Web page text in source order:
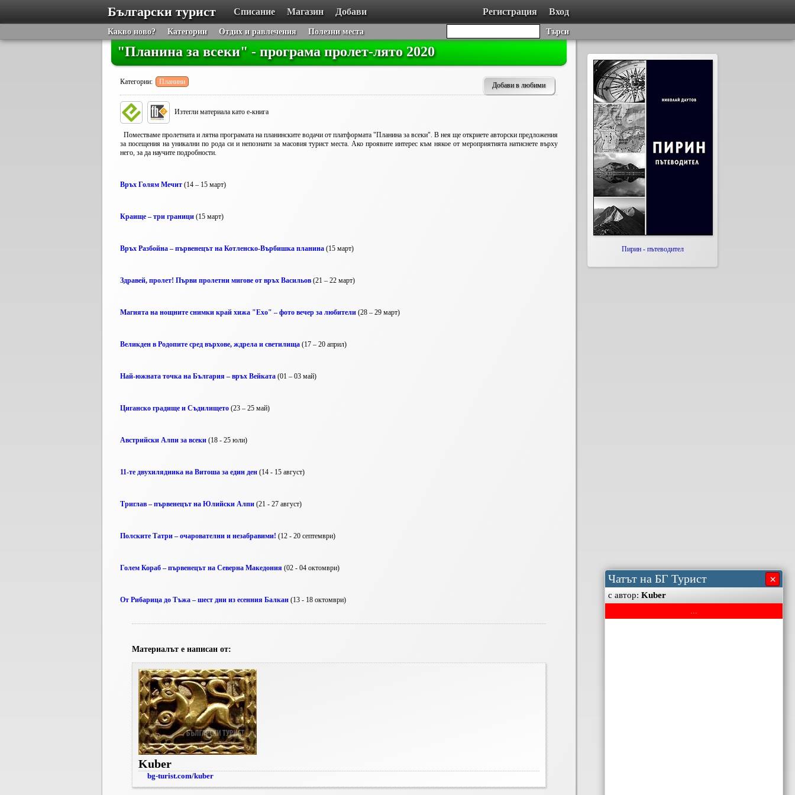
Български турист Списание Магазин Добави Вход
Регистрация
Какво ново? Категории Отдих и равлечения Полезни места Търси
"Планина за всеки" - програма пролет-лято 2020
Добави в любими
Категории: Планини
Изтегли материала като е-книга
Поместваме пролетната и лятна програмата на планинските водачи от платформата "Планина за всеки". В нея ще откриете авторски предложения
за посещения на уникални по рода си и непознати за масовия турист места. Ако проявите интерес към някое от мероприятията натиснете върху
него, за да научите подробности.
Връх Голям Мечит (14 – 15 март)
Краище – три граници (15 март)
Връх Разбойна – първенецът на Котленско-Върбишка планина (15 март)
Здравей, пролет! Първи пролетни мигове от връх Васильов (21 – 22 март)
Магията на нощните снимки край хижа "Ехо" – фото вечер за любители (28 – 29 март)
Великден в Родопите сред върхове, ждрела и светилища (17 – 20 април)
Най-южната точка на България – връх Вейката (01 – 03 май)
Циганско градище и Съдилището (23 – 25 май)
Австрийски Алпи за всеки (18 - 25 юли)
11-те двухилядника на Витоша за един ден (14 - 15 август)
Триглав – първенецът на Юлийски Алпи (21 - 27 август)
Полските Татри – очарователни и незабравими! (12 - 20 септември)
Голем Кораб – първенецът на Северна Македония (02 - 04 октомври)
От Рибарица до Тъжа – шест дни из есенния Балкан (13 - 18 октомври)
Материалът е написан от:
Kuber
bg-turist.com/kuber
Пирин - пътеводител
Чатът на БГ Турист ×
с автор: Kuber
...